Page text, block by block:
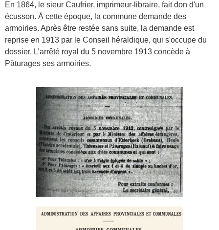
En 1864, le sieur Caufrier, imprimeur-libraire, fait don d'un
écusson. À cette époque, la commune demande des
armoiries. Après être restée sans suite, la demande est
reprise en 1913 par le Conseil héraldique, qui s'occupe du
dossier. L’arrêté royal du 5 novembre 1913 concède à
Pâturages ses armoiries.